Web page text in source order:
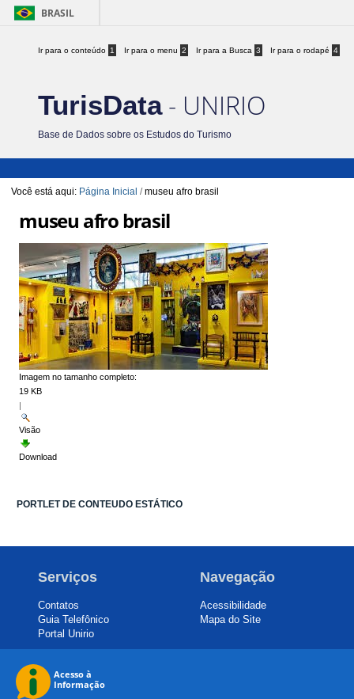
BRASIL
Ir para o conteúdo 1 Ir para o menu 2 Ir para a Busca 3 Ir para o rodapé 4
TurisData- UNIRIO
Base de Dados sobre os Estudos do Turismo
Você está aqui: Página Inicial /museu afro brasil
museu afro brasil
Imagem no tamanho completo:
19 KB
|
Visão
Download
PORTLET DE CONTEUDO ESTÁTICO
Serviços
Contatos
Guia Telefônico
Portal Unirio
Navegação
Acessibilidade
Mapa do Site